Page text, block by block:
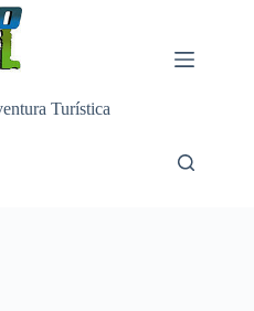
Turística